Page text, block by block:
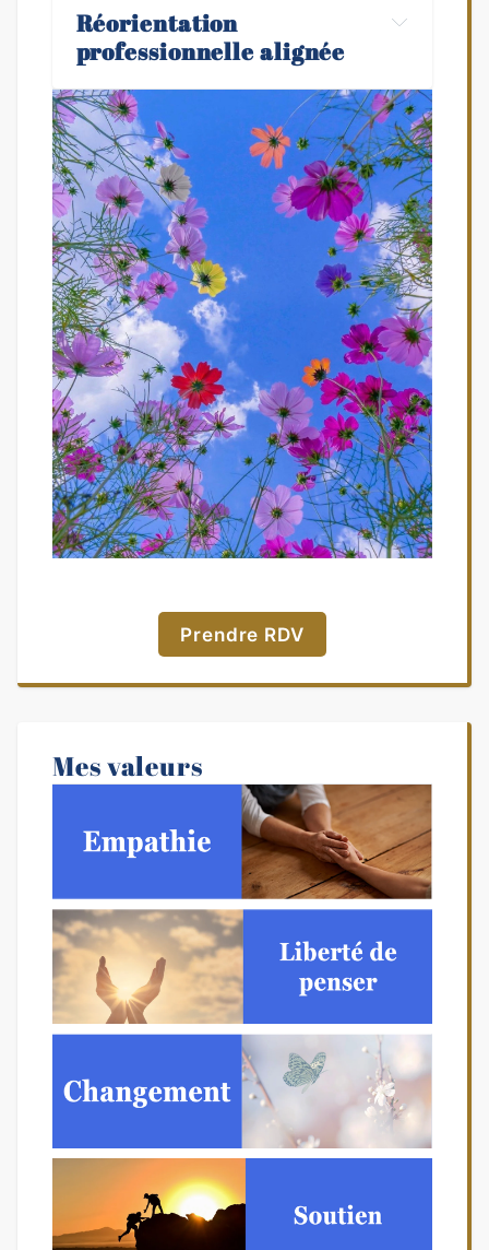
Réorientation
professionnelle alignée
Osez une reconversion
professionnelle
Prendre RDV
Mes valeurs